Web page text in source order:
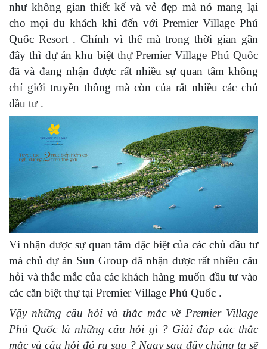
như không gian thiết kế và vẻ đẹp mà nó mang lại
cho mọi du khách khi đến với Premier Village Phú
Quốc Resort . Chính vì thế mà trong thời gian gần
đây thì dự án khu biệt thự Premier Village Phú Quốc
đã và đang nhận được rất nhiều sự quan tâm không
chỉ giới truyền thông mà còn của rất nhiều các chủ
đầu tư .
Vì nhận được sự quan tâm đặc biệt của các chủ đầu tư
mà chủ dự án Sun Group đã nhận được rất nhiều câu
hỏi và thắc mắc của các khách hàng muốn đầu tư vào
các căn biệt thự tại Premier Village Phú Quốc .
Vậy những câu hỏi và thắc mắc về Premier Village
Phú Quốc là những câu hỏi gì ? Giải đáp các thắc
mắc và câu hỏi đó ra sao ? Ngay sau đây chúng ta sẽ